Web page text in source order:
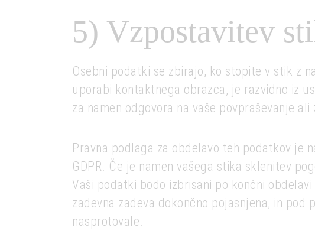
5) Vzpostavitev
Osebni podatki se zbirajo, ko stopite v stik z
uporabi kontaktnega obrazca, je razvidno iz
za namen odgovora na vaše povpraševanje
Pravna podlaga za obdelavo teh podatkov je
GDPR. Če je namen vašega stika sklenitev
Vaši podatki bodo izbrisani po končni
zadevna zadeva dokončno pojasnjena, in
nasprotovale.